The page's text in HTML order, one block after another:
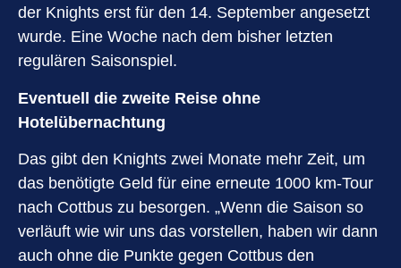
der Knights erst für den 14. September angesetzt
wurde. Eine Woche nach dem bisher letzten
regulären Saisonspiel.
Eventuell die zweite Reise ohne
Hotelübernachtung
Das gibt den Knights zwei Monate mehr Zeit, um
das benötigte Geld für eine erneute 1000 km-Tour
nach Cottbus zu besorgen. „Wenn die Saison so
verläuft wie wir uns das vorstellen, haben wir dann
auch ohne die Punkte gegen Cottbus den